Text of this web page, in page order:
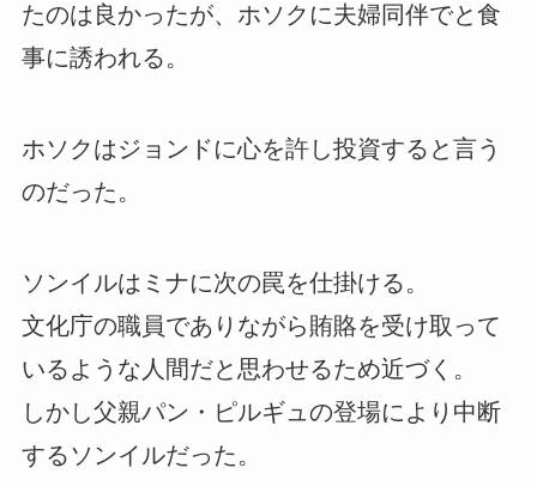
たのは良かったが、ホソクに夫婦同伴でと食
事に誘われる。
ホソクはジョンドに心を許し投資すると言う
のだった。
ソンイルはミナに次の罠を仕掛ける。
文化庁の職員でありながら賄賂を受け取って
いるような人間だと思わせるため近づく。
しかし父親パン・ピルギュの登場により中断
するソンイルだった。